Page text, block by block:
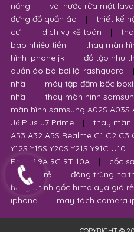
năng
| vòi nước rửa mặt
đựng đồ quần áo
|
thiết kế
cư
| dịch vụ kế toán |
bao nhiêu tiền
| thay màn
hình iphone jk
| đồ tập nhu
quần áo bó bơi lội rashguard
|
nhà
|
máy tập đấm bốc
nhà
| thay màn hình
màn hình samsung A02S A03S
J6 Plus J7 Prime
|
thay màn
A53 A32 A5S Realme C1 C2 C3
Y12S Y15S Y20S Y21S Y91C U10
Redmi 9A 9C 9T 10A
|
cốc
USB giá rẻ
|
đông trùng hạ
hạng chính gốc himalaya giá rẻ
iphone
| máy tách camera